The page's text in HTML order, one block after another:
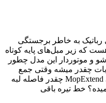
رباتیک به خاطر برجستگی
که زیر مبل‌های پایه کوتاه
و موتوردار این مدل چطور
چقدر میشه وقتی جمع
میشه؟ و اینکه بازوی مکانیکی MopExtend چقدر فاصله لبه
خط تیره باقی